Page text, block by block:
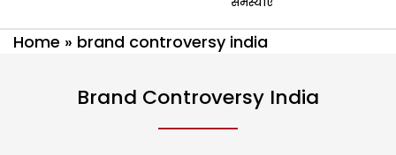
Home » brand controversy india
Brand Controversy India